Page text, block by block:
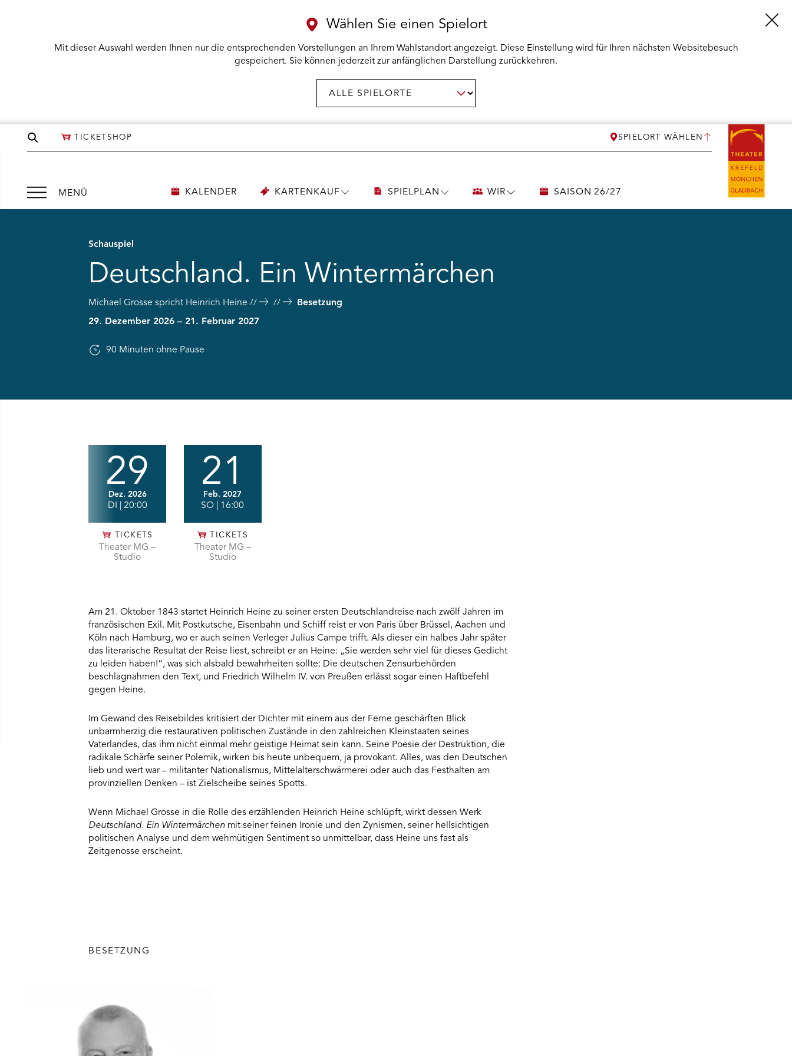
Seite
TICKETSHOP SPIELORT WÄHLEN
Wählen Sie einen Spielort
Mit dieser Auswahl werden Ihnen nur die entsprechenden Vorstellungen an Ihrem Wahlstandort angezeigt. Diese Einstellung wird für Ihren nächsten Websitebesuch
gespeichert. Sie können jederzeit zur anfänglichen Darstellung zurückkehren.
MENÜ
Menü
öffnen
KARTENKAUF ÖFFNEN
THEATERPÄDAGOGIK ÖFFNEN
KALENDER KARTENKAUF UNTERMENÜSPIELPLAN UNTERMENÜ
WIR UNTERMENÜSAISON 26/27
Schauspiel
Deutschland. Ein Wintermärchen
Michael Grosse spricht Heinrich Heine
Besetzung
29. Dezember 2026 – 21. Februar 2027
90 Minuten ohne Pause
|
0172-
|
0172-
29
Dez. 2026
DI | 20:00
TICKETS
Theater MG –
Studio
21
Feb. 2027
SO | 16:00
TICKETS
Theater MG –
Studio
Am 21. Oktober 1843 startet Heinrich Heine zu seiner ersten Deutschlandreise nach zwölf Jahren im
französischen Exil. Mit Postkutsche, Eisenbahn und Schiff reist er von Paris über Brüssel, Aachen und
Köln nach Hamburg, wo er auch seinen Verleger Julius Campe trifft. Als dieser ein halbes Jahr später
das literarische Resultat der Reise liest, schreibt er an Heine: „Sie werden sehr viel für dieses Gedicht
zu leiden haben!“, was sich alsbald bewahrheiten sollte: Die deutschen Zensurbehörden
beschlagnahmen den Text, und Friedrich Wilhelm IV. von Preußen erlässt sogar einen Haftbefehl
gegen Heine.
Im Gewand des Reisebildes kritisiert der Dichter mit einem aus der Ferne geschärften Blick
unbarmherzig die restaurativen politischen Zustände in den zahlreichen Kleinstaaten seines
Vaterlandes, das ihm nicht einmal mehr geistige Heimat sein kann. Seine Poesie der Destruktion, die
radikale Schärfe seiner Polemik, wirken bis heute unbequem, ja provokant. Alles, was den Deutschen
lieb und wert war – militanter Nationalismus, Mittelalterschwärmerei oder auch das Festhalten am
provinziellen Denken – ist Zielscheibe seines Spotts.
Wenn Michael Grosse in die Rolle des erzählenden Heinrich Heine schlüpft, wirkt dessen Werk
Deutschland. Ein Wintermärchen mit seiner feinen Ironie und den Zynismen, seiner hellsichtigen
politischen Analyse und dem wehmütigen Sentiment so unmittelbar, dass Heine uns fast als
Zeitgenosse erscheint.
BESETZUNG